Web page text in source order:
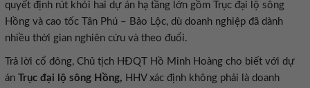
quyết định rút khỏi hai dự án hạ tầng lớn gồm Trục đại lộ sông
Hồng và cao tốc Tân Phú – Bảo Lộc, dù doanh nghiệp đã dành
nhiều thời gian nghiên cứu và theo đuổi.
Trả lời cổ đông, Chủ tịch HĐQT Hồ Minh Hoàng cho biết với dự
án Trục đại lộ sông Hồng, HHV xác định không phải là doanh